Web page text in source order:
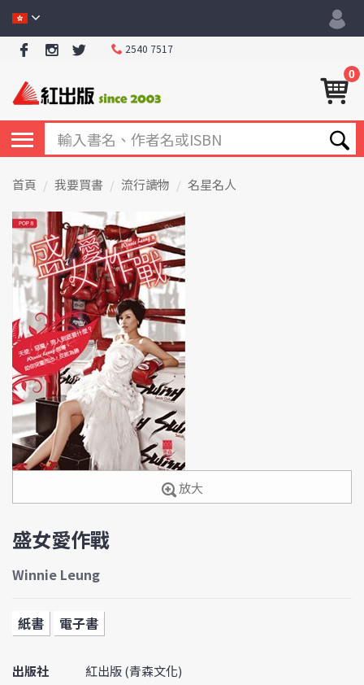
2540 7517
0
首頁 我要買書 流行讀物 名星名人
放大
盛女愛作戰
Winnie Leung
紙書 電子書
出版社
紅出版 (青森文化)